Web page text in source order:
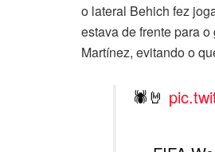
o lateral Behich fez
estava de frente para
Martínez, evitando o
🕷🤘